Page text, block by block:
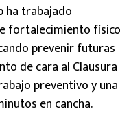
ha trabajado
fortalecimiento físico
prevenir futuras
de cara al Clausura
preventivo y una
en cancha.